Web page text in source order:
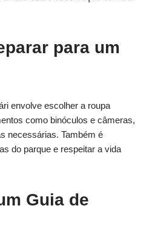
para um
envolve escolher a roupa
como binóculos e câmeras,
necessárias. Também é
do parque e respeitar a vida
Guia de